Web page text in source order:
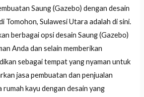
Saung (Gazebo) dengan desain
Tomohon, Sulawesi Utara adalah di sini.
berbagai opsi desain Saung (Gazebo)
Anda dan selain memberikan
sebagai tempat yang nyaman untuk
jasa pembuatan dan penjualan
rumah kayu dengan desain yang